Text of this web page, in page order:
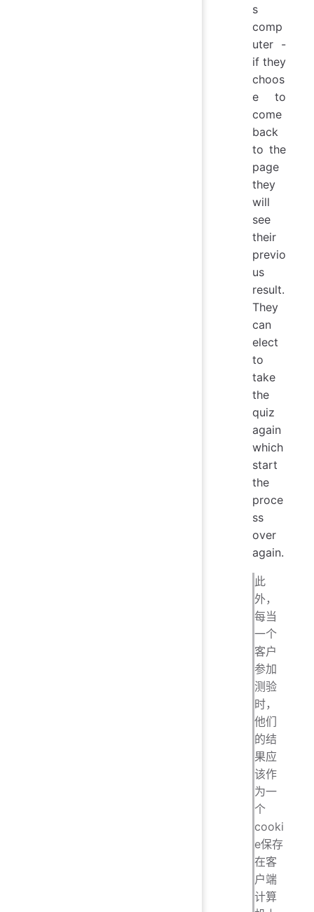
s
comp
uter -
if they
choos
e to
come
back
to the
page
they
will
see
their
previo
us
result.
They
can
elect
to
take
the
quiz
again
which
start
the
proce
ss
over
again.
此
外，
每当
一个
客户
参加
测验
时，
他们
的结
果应
该作
为一
个
cooki
e保存
在客
户端
计算